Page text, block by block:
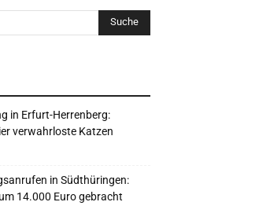
in Erfurt-Herrenberg:
verwahrloste Katzen
in Südthüringen:
14.000 Euro gebracht